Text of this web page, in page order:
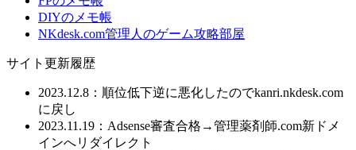
DIYのメモ帳
NKdesk.com管理人のゲーム攻略部屋
サイト更新履歴
2023.12.8：順位低下逆に悪化したのでkanri.nkdesk.com
に戻し
2023.11.19：Adsense審査合格→管理薬剤師.com新ドメ
インへリダイレクト